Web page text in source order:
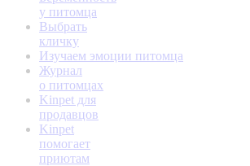
у питомца
Выбрать
кличку
Изучаем эмоции питомца
Журнал
о питомцах
Kinpet для
продавцов
Kinpet
помогает
приютам